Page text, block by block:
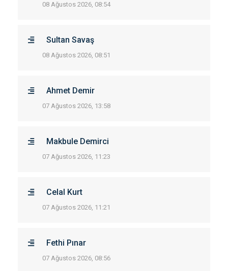
08 Ağustos 2026, 08:54
Sultan Savaş
08 Ağustos 2026, 08:51
Ahmet Demir
07 Ağustos 2026, 13:58
Makbule Demirci
07 Ağustos 2026, 11:23
Celal Kurt
07 Ağustos 2026, 11:21
Fethi Pınar
07 Ağustos 2026, 08:56